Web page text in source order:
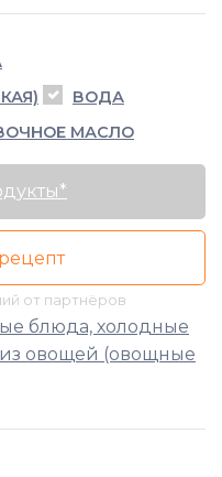
ВОДА
МАСЛО
от партнёров
блюда, холодные
овощей (овощные